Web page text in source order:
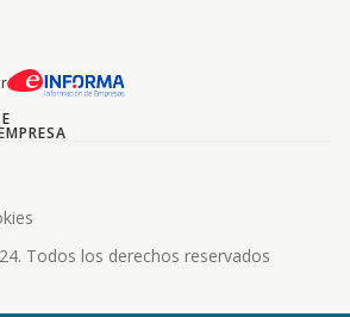
Todos los derechos reservados